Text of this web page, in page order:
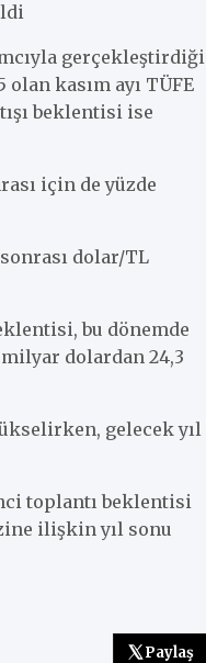
gerçekleştirdiği
olan kasım ayı TÜFE
beklentisi ise
için de yüzde
sonrası dolar/TL
bu dönemde
dolardan 24,3
gelecek yıl
toplantı beklentisi
ilişkin yıl sonu
Paylaş